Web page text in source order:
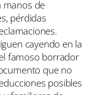
manos de
pérdidas
cayendo en la
famoso borrador
que no
posibles